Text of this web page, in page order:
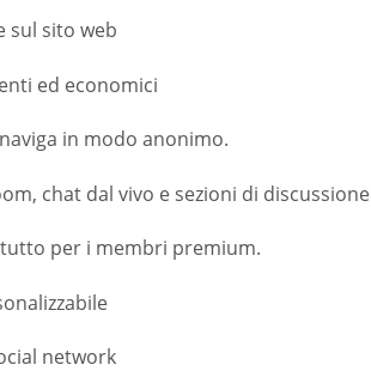
sul sito web
ed economici
in modo anonimo.
chat dal vivo e sezioni di discussione
per i membri premium.
network